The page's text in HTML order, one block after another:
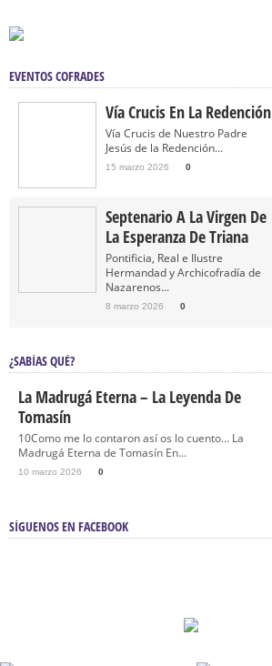
EVENTOS COFRADES
Vía Crucis En La Redención
Vía Crucis de Nuestro Padre
Jesús de la Redención...
15 marzo 2026 0
Septenario A La Virgen De
La Esperanza De Triana
Pontificia, Real e Ilustre
Hermandad y Archicofradía de
Nazarenos...
8 marzo 2026 0
¿SABÍAS QUÉ?
La Madrugá Eterna – La Leyenda De
Tomasín
10Como me lo contaron así os lo cuento… La
Madrugá Eterna de Tomasín En...
10 marzo 2026 0
SÍGUENOS EN FACEBOOK